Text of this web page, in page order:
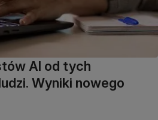
AI od tych
Wyniki nowego